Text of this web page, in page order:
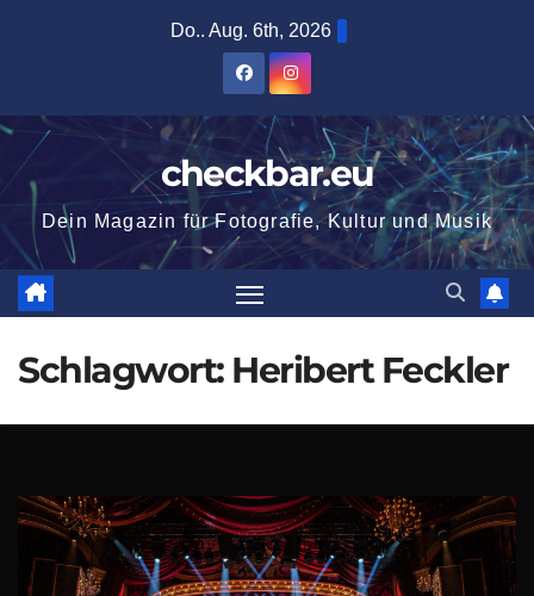
Do.. Aug. 6th, 2026
checkbar.eu
Dein Magazin für Fotografie, Kultur und Musik
Schlagwort: Heribert Feckler